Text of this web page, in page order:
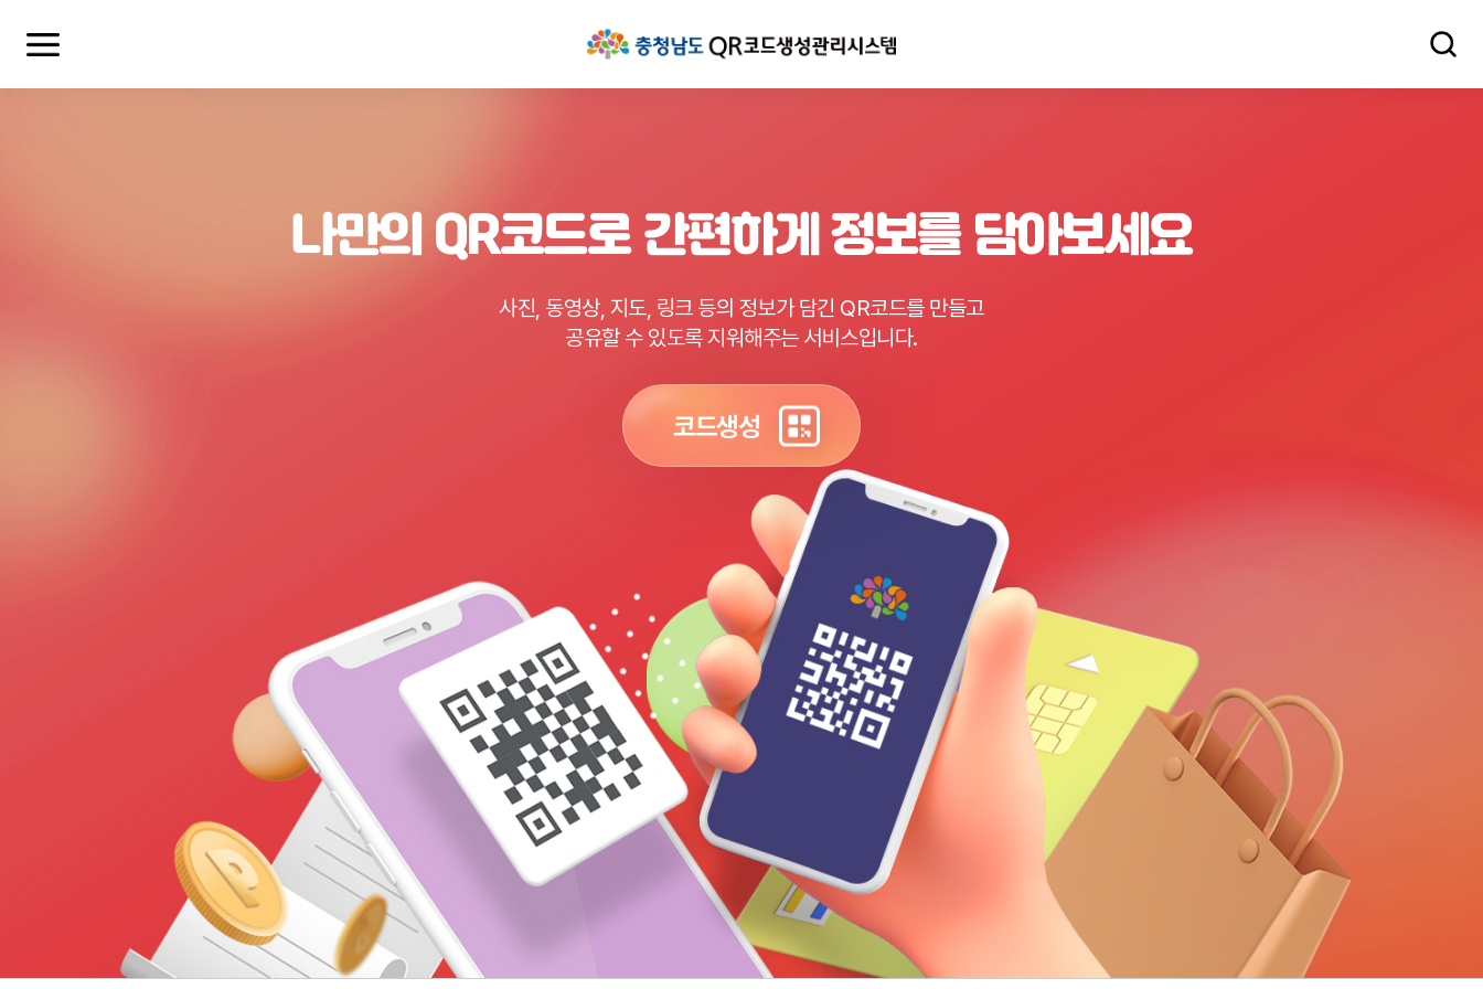
나만의 QR코드로 간편하게 정보를 담아보세요
사진, 동영상, 지도, 링크 등의 정보가 담긴 QR코드를 만들고
공유할 수 있도록 지워해주는 서비스입니다.
코드생성